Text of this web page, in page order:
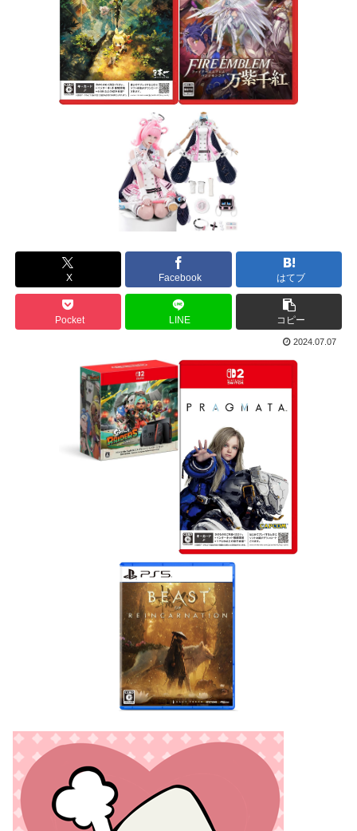
X Facebook はてブ
Pocket LINE コピー
2024.07.07